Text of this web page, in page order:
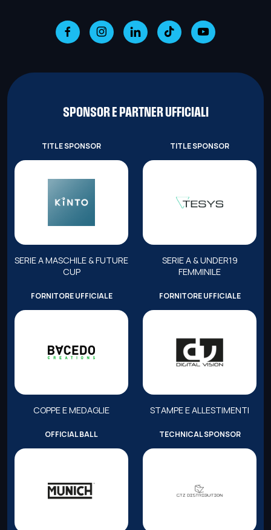
SPONSOR E PARTNER UFFICIALI
TITLE SPONSOR
SERIE A MASCHILE & FUTURE
CUP
TITLE SPONSOR
SERIE A & UNDER19
FEMMINILE
FORNITORE UFFICIALE
COPPE E MEDAGLIE
FORNITORE UFFICIALE
STAMPE E ALLESTIMENTI
OFFICIAL BALL TECHNICAL SPONSOR